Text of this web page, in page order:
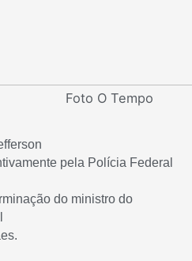
Foto O Tempo
pela Polícia Federal
do ministro do